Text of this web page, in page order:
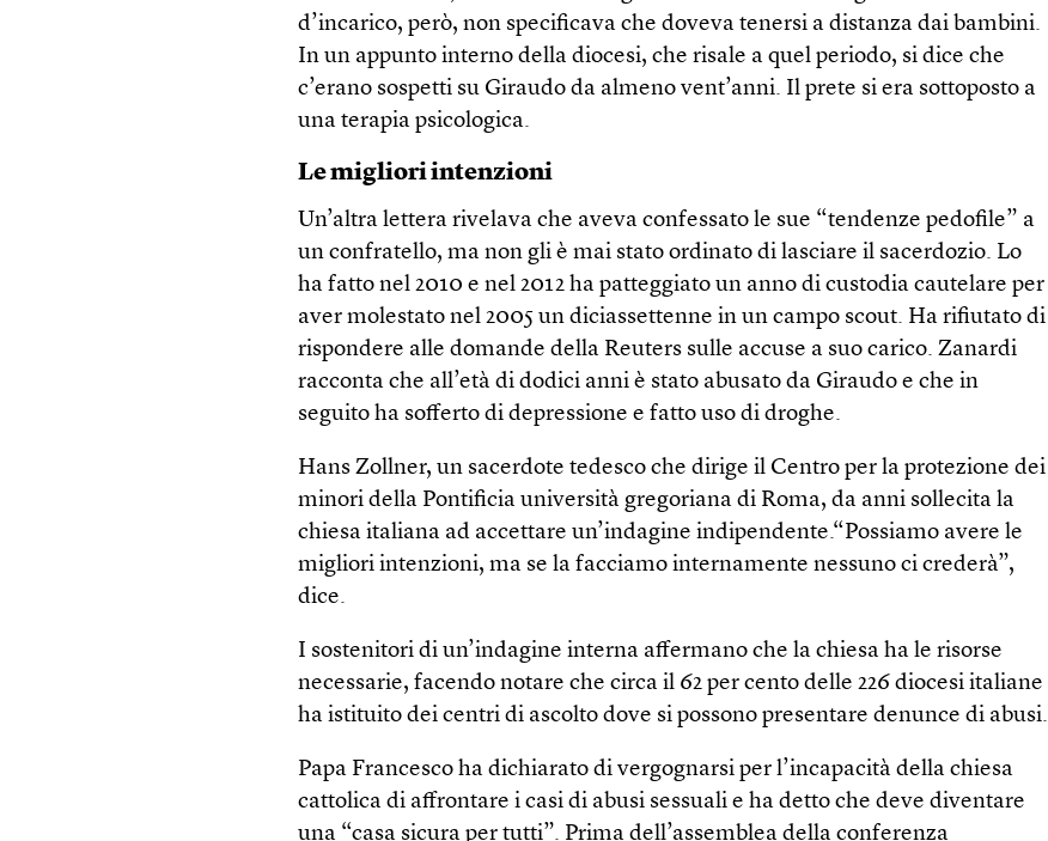
d’incarico, però, non specificava che doveva tenersi a distanza dai bambini.
In un appunto interno della diocesi, che risale a quel periodo, si dice che
c’erano sospetti su Giraudo da almeno vent’anni. Il prete si era sottoposto a
una terapia psicologica.
Le migliori intenzioni
Un’altra lettera rivelava che aveva confessato le sue “tendenze pedofile” a
un confratello, ma non gli è mai stato ordinato di lasciare il sacerdozio. Lo
ha fatto nel 2010 e nel 2012 ha patteggiato un anno di custodia cautelare per
aver molestato nel 2005 un diciassettenne in un campo scout. Ha rifiutato di
rispondere alle domande della Reuters sulle accuse a suo carico. Zanardi
racconta che all’età di dodici anni è stato abusato da Giraudo e che in
seguito ha sofferto di depressione e fatto uso di droghe.
Hans Zollner, un sacerdote tedesco che dirige il Centro per la protezione dei
minori della Pontificia università gregoriana di Roma, da anni sollecita la
chiesa italiana ad accettare un’indagine indipendente.“Possiamo avere le
migliori intenzioni, ma se la facciamo internamente nessuno ci crederà”,
dice.
I sostenitori di un’indagine interna affermano che la chiesa ha le risorse
necessarie, facendo notare che circa il 62 per cento delle 226 diocesi italiane
ha istituito dei centri di ascolto dove si possono presentare denunce di abusi.
Papa Francesco ha dichiarato di vergognarsi per l’incapacità della chiesa
cattolica di affrontare i casi di abusi sessuali e ha detto che deve diventare
una “casa sicura per tutti”. Prima dell’assemblea della conferenza